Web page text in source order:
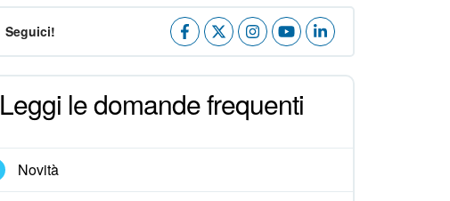
Seguici!
Leggi le domande frequenti
Novità